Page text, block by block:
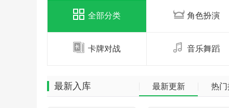
全部分类 角色扮演
卡牌对战 音乐舞蹈
最新入库 最新更新 热